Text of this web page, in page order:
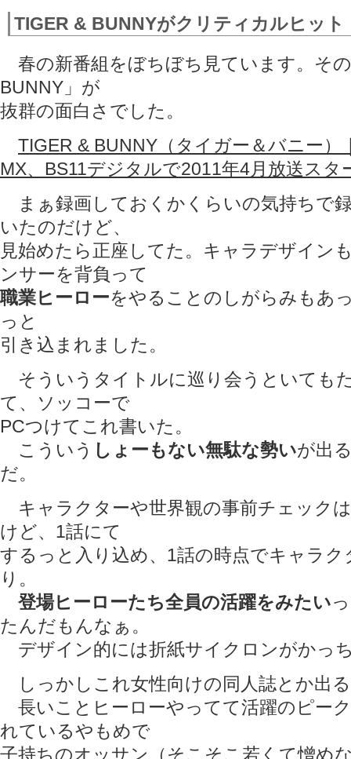
TIGER & BUNNYがクリティカルヒット
春の新番組をぼちぼち見ています。そ
BUNNY」が
抜群の面白さでした。
TIGER & BUNNY（タイガー＆バニー）
MX、BS11デジタルで2011年4月放送スタ
まぁ録画しておくかくらいの気持ちで
いたのだけど、
見始めたら正座してた。キャラデザイン
ンサーを背負って
職業ヒーローをやることのしがらみもあ
っと
引き込まれました。
そういうタイトルに巡り会うといても
て、ソッコーで
PCつけてこれ書いた。
こういう しょーもない無駄な勢いが出
だ。
キャラクターや世界観の事前チェック
けど、1話にて
するっと入り込め、1話の時点でキャラ
り。
登場ヒーローたち全員の活躍をみたい
たんだもんなぁ。
デザイン的には折紙サイクロンがかっ
しっかしこれ女性向けの同人誌とか出
長いことヒーローやってて活躍のピー
れているやもめで
子持ちのオッサン（そこそこ若くて憎め